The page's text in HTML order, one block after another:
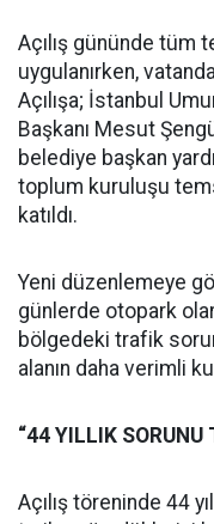
Açılış gününde tüm
uygulanırken,
Açılışa; İstanbul
Başkanı Mesut
belediye başkan
toplum kuruluşu
katıldı.
Yeni düzenlemeye
günlerde otopark
bölgedeki trafik
alanın daha verimli
“44 YILLIK SORUNU
Açılış töreninde 44